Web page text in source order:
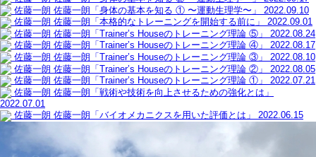
佐藤一朗 佐藤一朗「身体の基本を知る ① 〜運動生理学〜」
2022.09.10
佐藤一朗 佐藤一朗「本格的なトレーニングを開始する前に」
2022.09.01
佐藤一朗 佐藤一朗「Trainer’s Houseのトレーニング理論 ⑤」
2022.08.24
佐藤一朗 佐藤一朗「Trainer’s Houseのトレーニング理論 ④」
2022.08.17
佐藤一朗 佐藤一朗「Trainer’s Houseのトレーニング理論 ③」
2022.08.10
佐藤一朗 佐藤一朗「Trainer’s Houseのトレーニング理論 ②」
2022.08.05
佐藤一朗 佐藤一朗「Trainer’s Houseのトレーニング理論 ①」
2022.07.21
佐藤一朗 佐藤一朗「戦術や技術を向上させるための強化とは」
2022.07.01
佐藤一朗 佐藤一朗「バイオメカニクスを用いた評価とは」 2022.06.15